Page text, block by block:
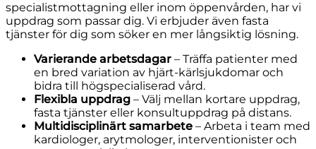
specialistmottagning eller inom öppenvården, har vi
uppdrag som passar dig. Vi erbjuder även fasta
tjänster för dig som söker en mer långsiktig lösning.
Varierande arbetsdagar – Träffa patienter med
en bred variation av hjärt-kärlsjukdomar och
bidra till högspecialiserad vård.
Flexibla uppdrag – Välj mellan kortare uppdrag,
fasta tjänster eller konsultuppdrag på distans.
Multidisciplinärt samarbete – Arbeta i team med
kardiologer, arytmologer, interventionister och